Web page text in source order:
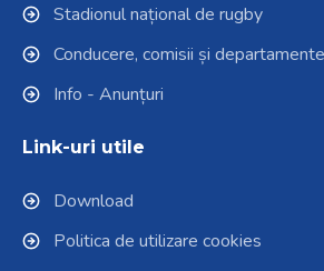
Stadionul național de rugby
Conducere, comisii și departamente
Info - Anunțuri
Link-uri utile
Download
Politica de utilizare cookies